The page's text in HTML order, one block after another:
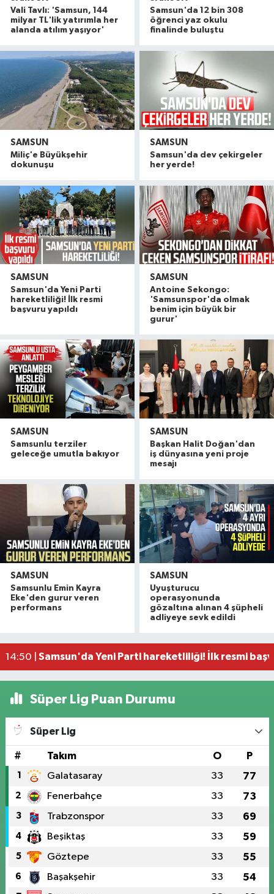
Vali Tavlı: 'Samsun, 144
milyar TL'lik yatırımla her
alanda atılım yaşıyor'
Samsun'da 12 bin 308
öğrenci yaz okulu
finalinde buluştu
SAMSUN
Miliç'e Büyükşehir
dokunuşu
SAMSUN
Samsun'da dev çekirgeler
her yerde!
SAMSUN
Samsun'da Yeni Parti
hareketliliği! İlk resmi
başvuru yapıldı
SAMSUN
Antoine Sekongo:
'Samsunspor'da olmak
benim için büyük bir
gurur'
SAMSUN
Samsunlu terziler
geleceğe umutla bakıyor
SAMSUN
Başkan Halit Doğan'dan
iş dünyasına yeni proje
mesajı
SAMSUN
Samsunlu Emin Kayra
Eke'den gurur veren
performans
SAMSUN
Uyuşturucu
operasyonunda
gözaltına alınan 4 şüpheli
adliyeye sevk edildi
22:09 |Vali Tavlı: 'Samsun, 144 milyar TL'lik yatırımla
17:16 |Samsun'da 12 bin 308 öğrenci yaz okulu
Miliç'e Büyükşehir dokunuşu
14:50 | Samsun'da Yeni Parti hareketliliği! İlk resmi
Süper Lig Puan Durumu
Süper Lig
# Takım O P
1 Galatasaray 33 77
2 Fenerbahçe 33 73
3 Trabzonspor 33 69
4 Beşiktaş 33 59
5 Göztepe 33 55
6 Başakşehir 33 54